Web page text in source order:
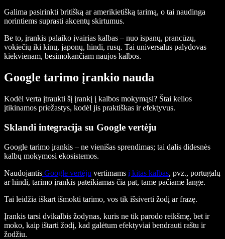
Galima pasirinkti britišką ar amerikietišką tarimą, o tai naudinga
norintiems suprasti akcentų skirtumus.
Be to, įrankis palaiko įvairias kalbas – nuo ispanų, prancūzų,
vokiečių iki kinų, japonų, hindi, rusų. Tai universalus palydovas
kiekvienam, besimokančiam naujos kalbos.
Google tarimo įrankio nauda
Kodėl verta įtraukti šį įrankį į kalbos mokymąsi? Štai kelios
įtikinamos priežastys, kodėl jis praktiškas ir efektyvus.
Sklandi integracija su Google vertėju
Google tarimo įrankis – ne vienišas sprendimas; tai dalis didesnės
kalbų mokymosi ekosistemos.
Naudojantis Google vertėju vertimams į kitas kalbas, pvz., portugalų
ar hindi, tarimo įrankis pateikiamas čia pat, tame pačiame lange.
Tai leidžia iškart išmokti tarimo, vos tik išsiverti žodį ar frazę.
Įrankis tarsi dvikalbis žodynas, kuris ne tik parodo reikšmę, bet ir
moko, kaip ištarti žodį, kad galėtum efektyviai bendrauti raštu ir
žodžiu.